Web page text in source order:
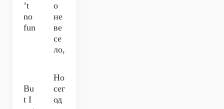
’t
no
fun
о
не
ве
се
ло,
Bu
t I
Но
сег
од